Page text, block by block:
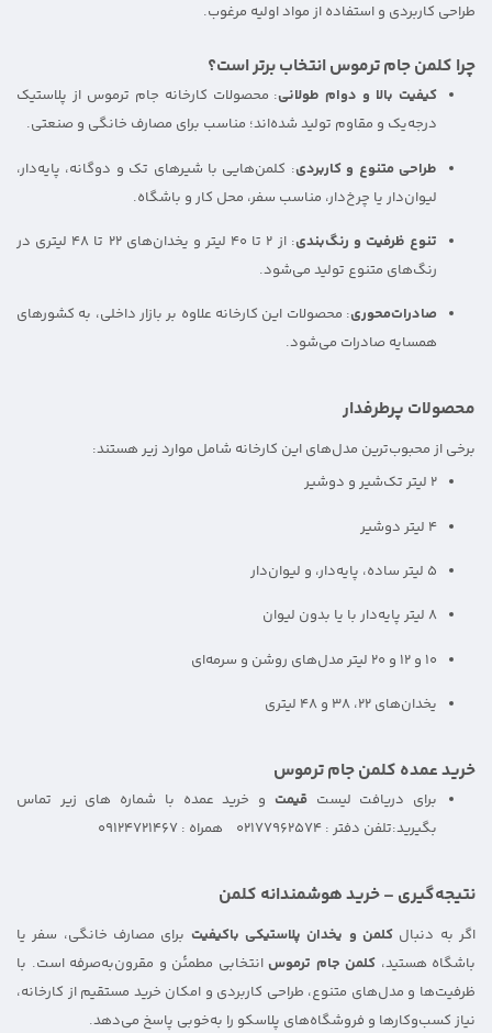
طراحی کاربردی و استفاده از مواد اولیه مرغوب.
چرا کلمن جام ترموس انتخاب برتر است؟
کیفیت بالا و دوام طولانی: محصولات کارخانه جام ترموس از پلاستیک
درجه‌یک و مقاوم تولید شده‌اند؛ مناسب برای مصارف خانگی و صنعتی.
طراحی متنوع و کاربردی: کلمن‌هایی با شیرهای تک و دوگانه، پایه‌دار،
لیوان‌دار یا چرخ‌دار، مناسب سفر، محل کار و باشگاه.
تنوع ظرفیت و رنگ‌بندی
: از ۲ تا 40 لیتر و یخدان‌های ۲۲ تا ۴۸ لیتری در
رنگ‌های متنوع تولید می‌شود.
صادرات‌محوری: محصولات این کارخانه علاوه بر بازار داخلی، به کشورهای
همسایه صادرات می‌شود.
محصولات پرطرفدار
برخی از محبوب‌ترین مدل‌های این کارخانه شامل موارد زیر هستند:
۲ لیتر تک‌شیر و دوشیر
۴ لیتر دوشیر
۵ لیتر ساده، پایه‌دار، و لیوان‌دار
۸ لیتر پایه‌دار با یا بدون لیوان
۱۰ و ۱۲ و ۲۰ لیتر مدل‌های روشن و سرمه‌ای
یخدان‌های ۲۲، ۳۸ و ۴۸ لیتری
خرید عمده کلمن جام ترموس
برای دریافت لیستقیمت و خرید عمده با شماره های زیر تماس
بگیرید:تلفن دفتر : 02177962574 همراه : 09124721467
نتیجه‌گیری – خرید هوشمندانه کلمن
اگر به دنبال کلمن و یخدان پلاستیکی باکیفیت برای مصارف خانگی، سفر یا
باشگاه هستید، کلمن جام ترموس انتخابی مطمئن و مقرون‌به‌صرفه است. با
ظرفیت‌ها و مدل‌های متنوع، طراحی کاربردی و امکان خرید مستقیم از کارخانه،
نیاز کسب‌وکارها و فروشگاه‌های پلاسکو را به‌خوبی پاسخ می‌دهد.